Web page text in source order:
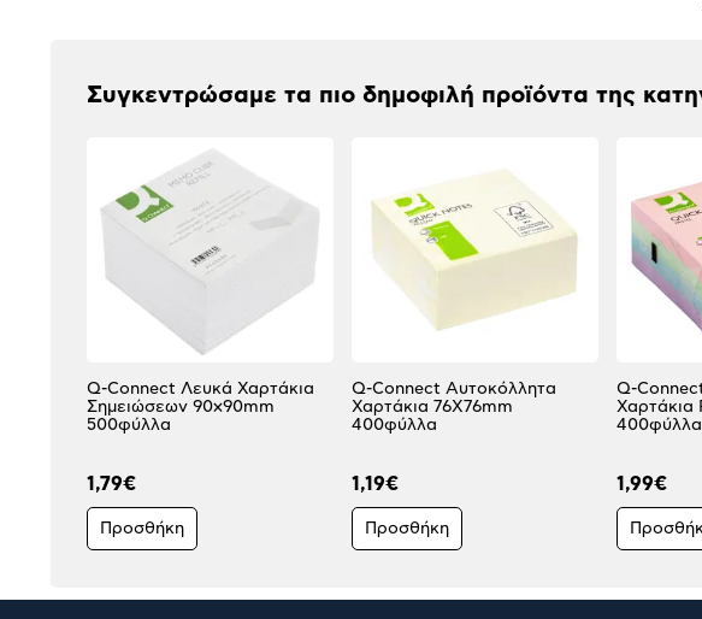
Συγκεντρώσαμε τα πιο δημοφιλή προϊόντα της
Q-Connect Λευκά Χαρτάκια
Σημειώσεων 90x90mm
500φύλλα
1,79€
Προσθήκη
Q-Connect Αυτοκόλλητα
Χαρτάκια 76X76mm
400φύλλα
1,19€
Προσθήκη
Q-
Χαρτάκια
400φύλλα
1,99€